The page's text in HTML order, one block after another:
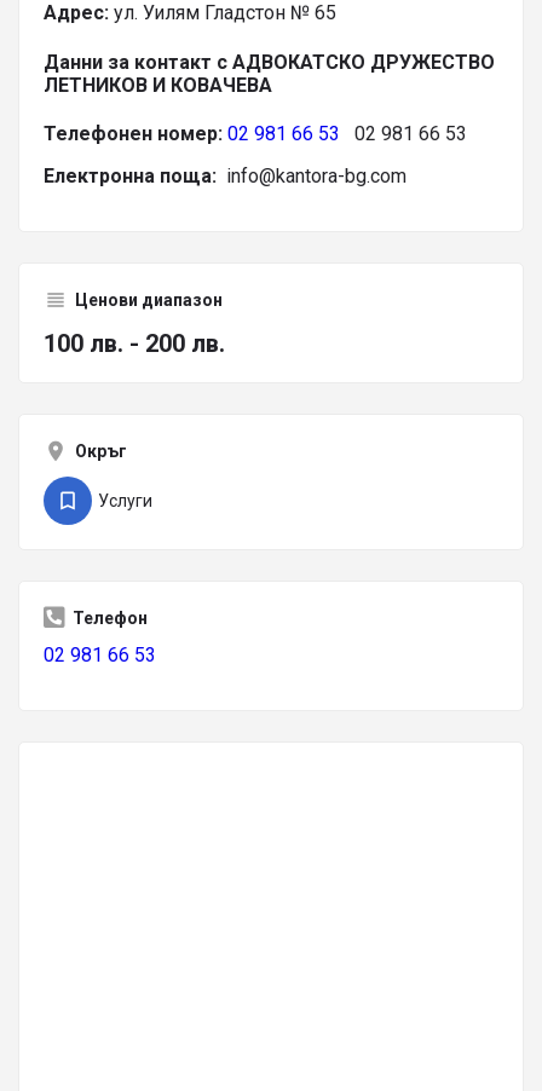
Адрес: ул. Уилям Гладстон № 65
Данни за контакт с АДВОКАТСКО ДРУЖЕСТВО
ЛЕТНИКОВ И КОВАЧЕВА
Телефонен номер: 02 981 66 53
02 981 66 53
Електронна поща: info@kantora-bg.com
Ценови диапазон
100 лв. - 200 лв.
Окръг
Услуги
Телефон
02 981 66 53